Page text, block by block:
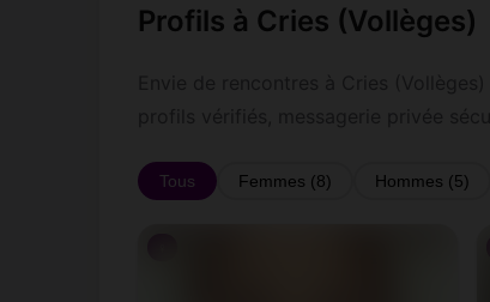
Profils à Cries (Vollèges)
Tous Femmes (8) Hommes (5)